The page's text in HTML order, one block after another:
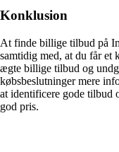
Konklusion
At finde billige tilbud på
samtidig med, at du får et
ægte billige tilbud og
købsbeslutninger mere
at identificere gode tilbud
god pris.